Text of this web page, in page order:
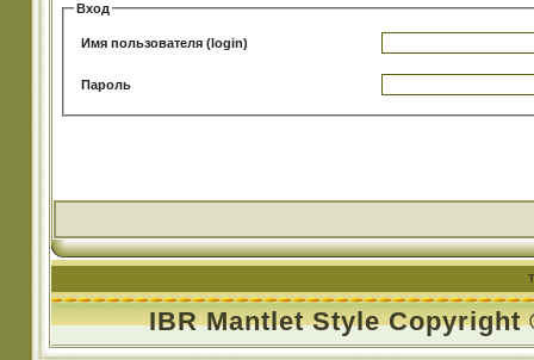
Вход
Имя пользователя (login)
Пароль
IBR Mantlet Style Copyright